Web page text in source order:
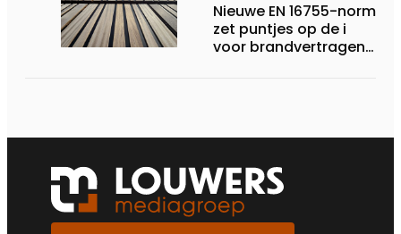
Nieuwe EN 16755-norm
zet puntjes op de i
voor brandvertragend